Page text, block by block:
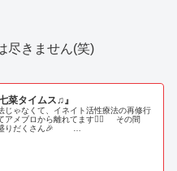
尽きません(笑)
菜タイムス♫』
じゃなくて、イネイト活性療法の再修行
アメブロから離れてます🙇‍♂️ その間
盛りだくさん🎉 …